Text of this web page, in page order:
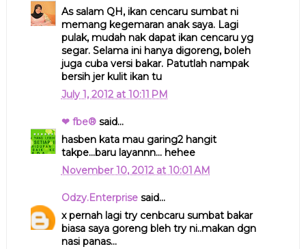
As salam QH, ikan cencaru sumbat ni
memang kegemaran anak saya. Lagi
pulak, mudah nak dapat ikan cencaru yg
segar. Selama ini hanya digoreng, boleh
juga cuba versi bakar. Patutlah nampak
bersih jer kulit ikan tu
July 1, 2012 at 10:11 PM
❤ fbe®said...
hasben kata mau garing2 hangit
takpe...baru layannn... hehee
November 10, 2012 at 10:01 AM
Odzy.Enterprisesaid...
x pernah lagi try cenbcaru sumbat bakar
biasa saya goreng bleh try ni..makan dgn
nasi panas...